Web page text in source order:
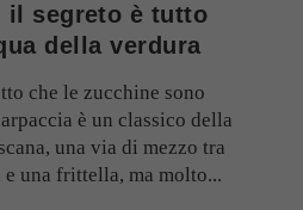
il segreto è tutto
della verdura
che le zucchine sono
è un classico della
una via di mezzo tra
e una frittella, ma molto...